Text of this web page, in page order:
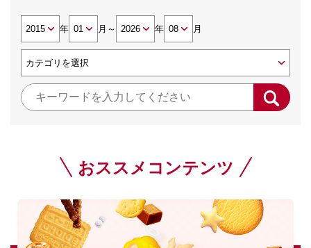
年 月 ～ 年 月
おススメコンテンツ